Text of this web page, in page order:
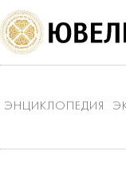
ЭНЦИКЛОПЕДИЯ